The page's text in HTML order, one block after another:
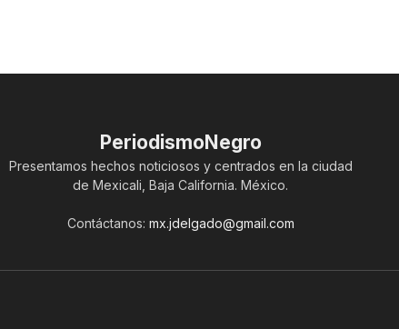
PeriodismoNegro
Presentamos hechos noticiosos y centrados en la ciudad
de Mexicali, Baja California. México.
Contáctanos: mx.jdelgado@gmail.com